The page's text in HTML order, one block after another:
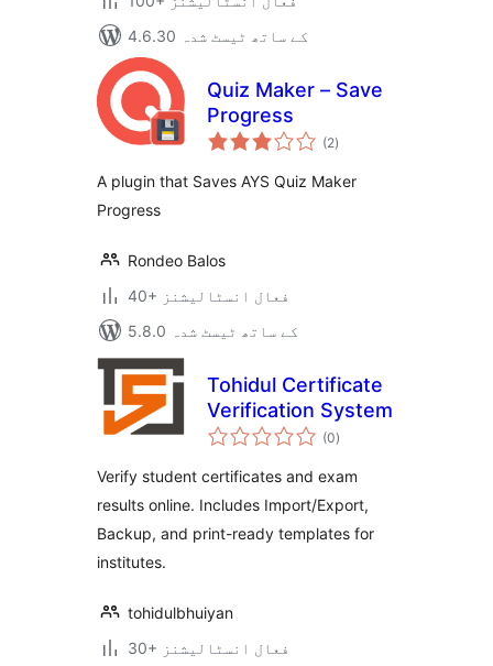
4.6.30 کے ساتھ ٹیسٹ شدہ
Quiz Maker – Save
Progress
(2مجموعی
درجہ
)
A plugin that Saves AYS Quiz Maker
Progress
Rondeo Balos
40+ فعال انسٹالیشنز
5.8.0 کے ساتھ ٹیسٹ شدہ
Tohidul Certificate
Verification System
(0مجموعی
درجہ
)
Verify student certificates and exam
results online. Includes Import/Export,
Backup, and print-ready templates for
institutes.
tohidulbhuiyan
30+ فعال انسٹالیشنز